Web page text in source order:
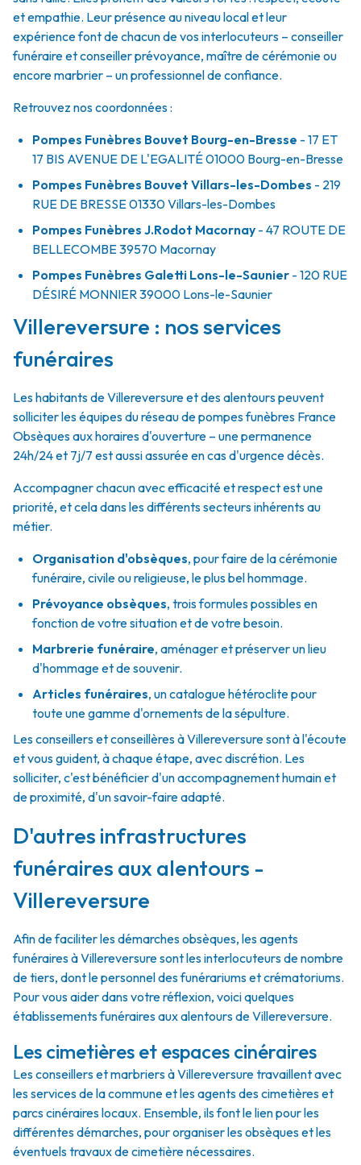
et empathie. Leur présence au niveau local et leur
expérience font de chacun de vos interlocuteurs – conseiller
funéraire et conseiller prévoyance, maître de cérémonie ou
encore marbrier – un professionnel de confiance.
Retrouvez nos coordonnées :
Pompes Funèbres Bouvet Bourg-en-Bresse - 17 ET
17 BIS AVENUE DE L'EGALITÉ01000 Bourg-en-Bresse
Pompes Funèbres Bouvet Villars-les-Dombes - 219
RUE DE BRESSE01330Villars-les-Dombes
Pompes Funèbres J.Rodot Macornay - 47 ROUTE DE
BELLECOMBE39570 Macornay
Pompes Funèbres Galetti Lons-le-Saunier - 120 RUE
DÉSIRÉ MONNIER39000 Lons-le-Saunier
Villereversure : nos services
funéraires
Les habitants de Villereversure et des alentours peuvent
solliciter les équipes du réseau de pompes funèbres France
Obsèques aux horaires d'ouverture – une permanence
24h/24 et 7j/7 est aussi assurée en cas d'urgence décès.
Accompagner chacun avec efficacité et respect est une
priorité, et cela dans les différents secteurs inhérents au
métier.
Organisation d'obsèques, pour faire de la cérémonie
funéraire, civile ou religieuse, le plus bel hommage.
Prévoyance obsèques, trois formules possibles en
fonction de votre situation et de votre besoin.
Marbrerie funéraire, aménager et préserver un lieu
d'hommage et de souvenir.
Articles funéraires, un catalogue hétéroclite pour
toute une gamme d'ornements de la sépulture.
Les conseillers et conseillères à Villereversure sont à l'écoute
et vous guident, à chaque étape, avec discrétion. Les
solliciter, c'est bénéficier d'un accompagnement humain et
de proximité, d'un savoir-faire adapté.
D'autres infrastructures
funéraires aux alentours -
Villereversure
Afin de faciliter les démarches obsèques, les agents
funéraires à Villereversure sont les interlocuteurs de nombre
de tiers, dont le personnel des funérariums et crématoriums.
Pour vous aider dans votre réflexion, voici quelques
établissements funéraires aux alentours de Villereversure.
Les cimetières et espaces cinéraires
Les conseillers et marbriers à Villereversure travaillent avec
les services de la commune et les agents des cimetières et
parcs cinéraires locaux. Ensemble, ils font le lien pour les
différentes démarches, pour organiser les obsèques et les
éventuels travaux de cimetière nécessaires.